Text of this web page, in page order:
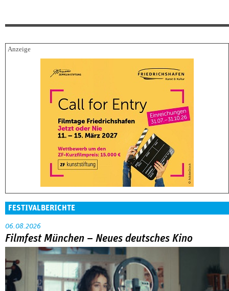
FESTIVALBERICHTE
06.08.2026
Filmfest München – Neues deutsches Kino